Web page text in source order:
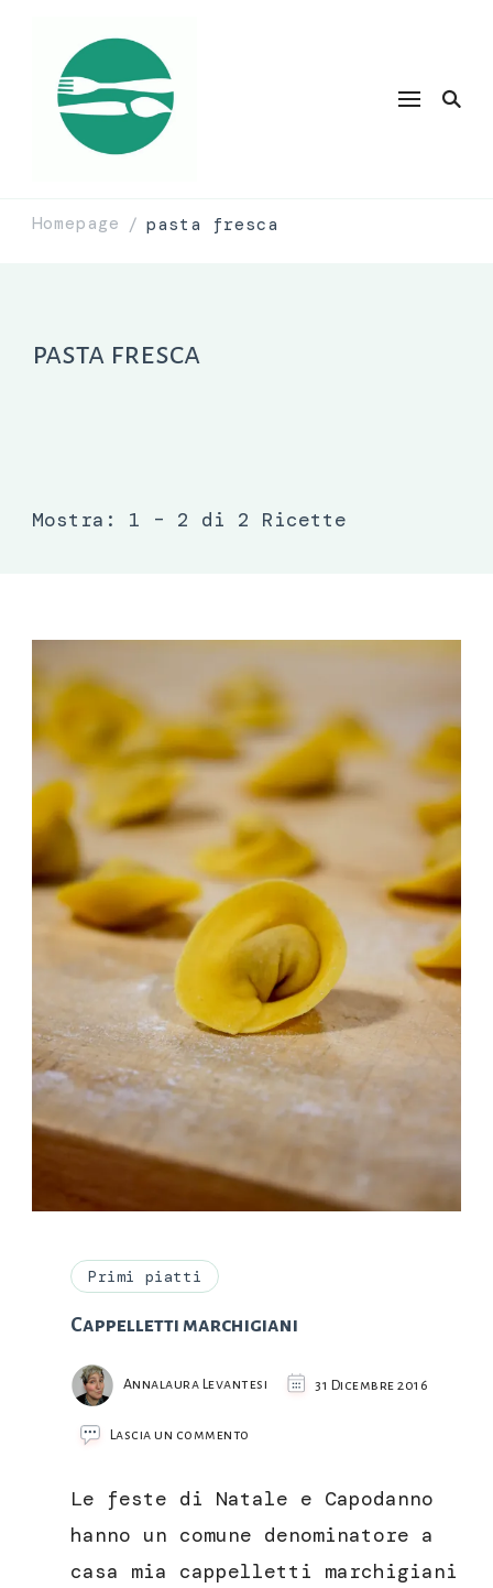
Homepage / pasta fresca
pasta fresca
Mostra: 1 – 2 di 2 Ricette
Primi piatti
Cappelletti marchigiani
Annalaura Levantesi 31 Dicembre 2016
Lascia un commento
Le feste di Natale e Capodanno
hanno un comune denominatore a
casa mia cappelletti marchigiani